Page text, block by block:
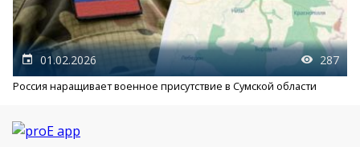
01.02.2026 287
Россия наращивает военное присутствие в Сумской области